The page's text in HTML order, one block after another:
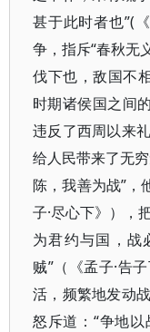
甚于此时者也”(
争，指斥“春秋无
伐下也，敌国不
时期诸侯国之间
违反了西周以来
给人民带来了无
陈，我善为战”，
子·尽心下》），
为君约与国，战
贼”（《孟子·告
活，频繁地发动
怒斥道：“争地